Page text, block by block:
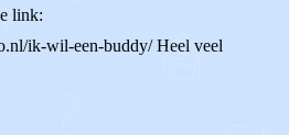
link:
ik-wil-een-buddy/ Heel veel